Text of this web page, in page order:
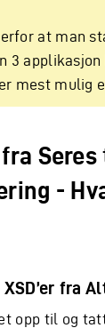
at man
3
mest mulig
fra
-
fra
opp til og